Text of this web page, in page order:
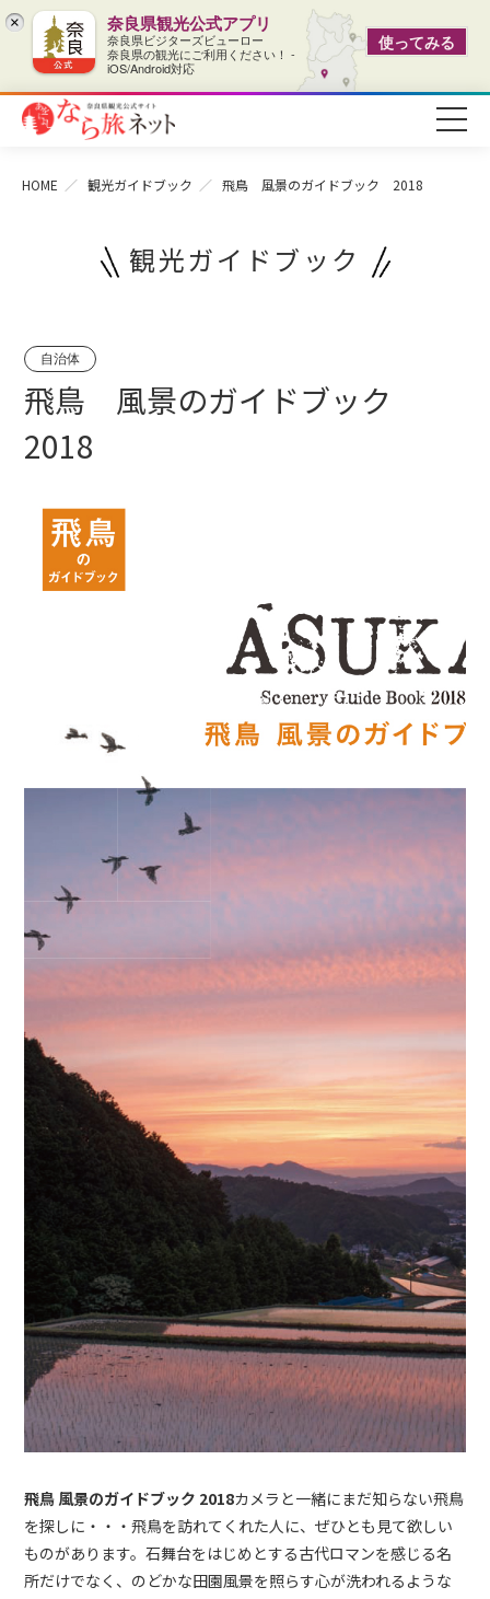
× 奈良県観光公式アプリ
奈良県ビジターズビューロー
奈良県の観光にご利用ください！ -
iOS/Android対応
使ってみる
HOME 観光ガイドブック 飛鳥 風景のガイドブック 2018
観光ガイドブック
自治体
飛鳥 風景のガイドブック
2018
飛鳥 風景のガイドブック 2018カメラと一緒にまだ知らない飛鳥
を探しに・・・飛鳥を訪れてくれた人に、ぜひとも見て欲しい
ものがあります。石舞台をはじめとする古代ロマンを感じる名
所だけでなく、のどかな田園風景を照らす心が洗われるような